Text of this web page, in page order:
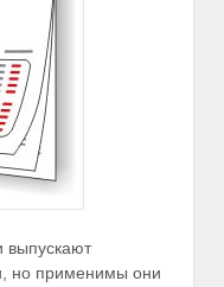
выпускают
но применимы они